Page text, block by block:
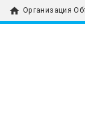
home Организация